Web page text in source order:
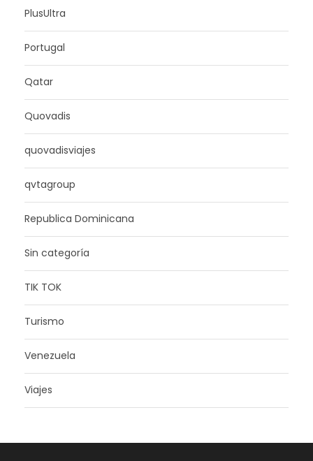
PlusUltra
Portugal
Qatar
Quovadis
quovadisviajes
qvtagroup
Republica Dominicana
Sin categoría
TIK TOK
Turismo
Venezuela
Viajes